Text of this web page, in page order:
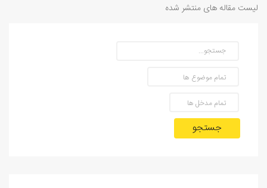
لیست مقاله های منتشر شده
جستجو